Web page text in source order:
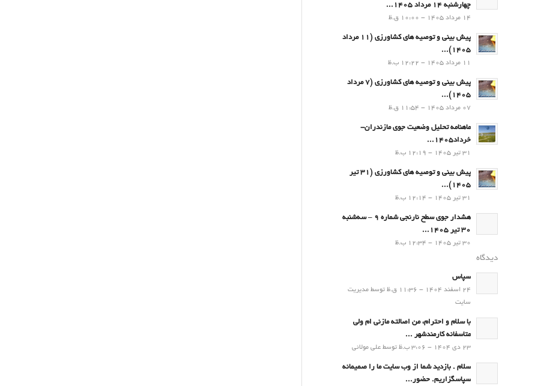
چهارشنبه 14 مرداد 1405...
14 مرداد 1405 - 10:00 ق.ظ
پیش بینی و توصیه های کشاورزی (11 مرداد
۱۴۰۵)...
11 مرداد 1405 - 12:22 ب.ظ
پیش بینی و توصیه های کشاورزی (7 مرداد
۱۴۰۵)...
07 مرداد 1405 - 11:54 ق.ظ
ماهنامه تحلیل وضعیت جوی مازندران-
خرداد1405...
31 تیر 1405 - 12:19 ب.ظ
پیش بینی و توصیه های کشاورزی (31 تیر
۱۴۰۵)...
31 تیر 1405 - 12:14 ب.ظ
هشدار جوی سطح نارنجی شماره 9 – سه‌شنبه
30 تیر 1405...
30 تیر 1405 - 12:34 ب.ظ
دیدگاه
سپاس
24 اسفند 1404 - 11:36 ق.ظ توسط مدیریت
سایت
با سلام و احترام، من اصالته مازنی ام ولی
متاسفانه کارمندشهر ...
23 دی 1404 - 3:06 ب.ظ توسط علی مولائی
سلام . بازدید شما از وب سایت ما را صمیمانه
سپاسگزاریم. حضور...